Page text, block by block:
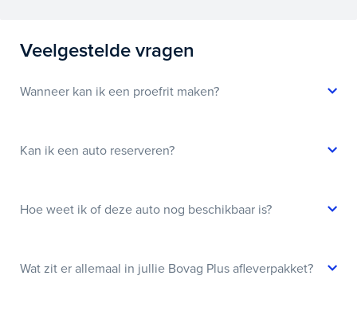
Veelgestelde vragen
Wanneer kan ik een proefrit maken?
Kan ik een auto reserveren?
Hoe weet ik of deze auto nog beschikbaar is?
Wat zit er allemaal in jullie Bovag Plus afleverpakket?